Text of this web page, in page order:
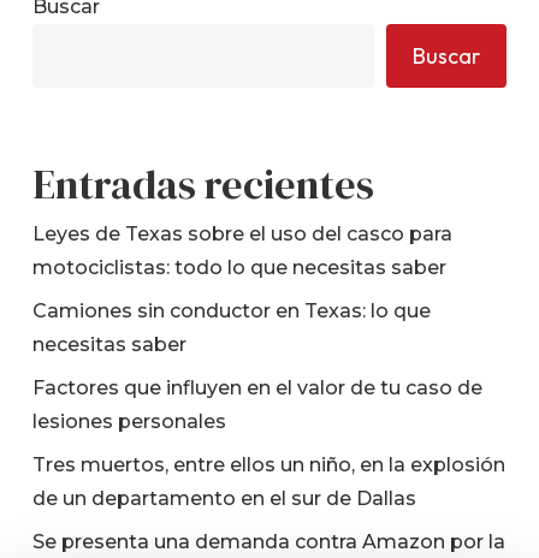
Buscar
Buscar
Entradas recientes
Leyes de Texas sobre el uso del casco para
motociclistas: todo lo que necesitas saber
Camiones sin conductor en Texas: lo que
necesitas saber
Factores que influyen en el valor de tu caso de
lesiones personales
Tres muertos, entre ellos un niño, en la explosión
de un departamento en el sur de Dallas
Se presenta una demanda contra Amazon por la